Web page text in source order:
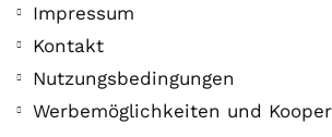
Impressum
Kontakt
Nutzungsbedingungen
Werbemöglichkeiten und